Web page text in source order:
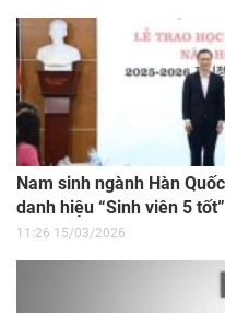
Nam sinh ngành Hàn
danh hiệu “Sinh viên 5 tốt”
11:26 15/03/2026